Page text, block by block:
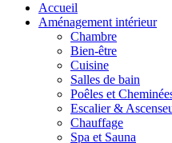
Accueil
Aménagement intérieur
Chambre
Bien-être
Cuisine
Salles de bain
Poêles et
Escalier &
Chauffage
Spa et Sauna